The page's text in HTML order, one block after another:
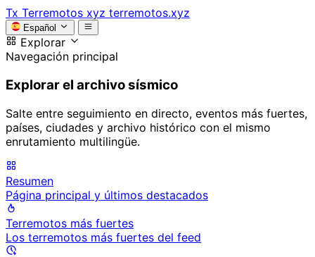
Tx Terremotos xyz terremotos.xyz
Español
Explorar
Navegación principal
Explorar el archivo sísmico
Salte entre seguimiento en directo, eventos más fuertes,
países, ciudades y archivo histórico con el mismo
enrutamiento multilingüe.
Resumen
Página principal y últimos destacados
Terremotos más fuertes
Los terremotos más fuertes del feed